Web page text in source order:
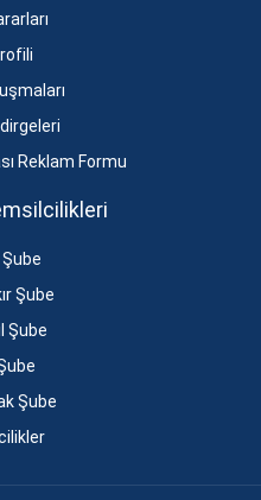
Reklam Formu
Şube
Şube
Şube